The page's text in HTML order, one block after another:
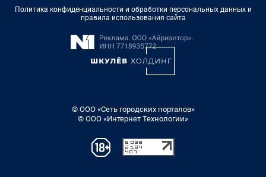
Политика конфиденциальности и обработки персональных данных и
правила использования сайта
© ООО «Сеть городских порталов»
© ООО «Интернет Технологии»